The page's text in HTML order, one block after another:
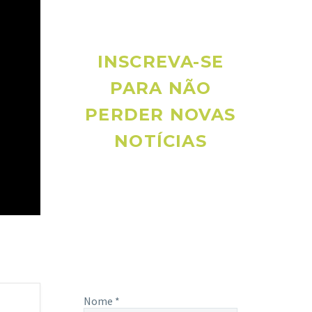
INSCREVA-SE
PARA NÃO
PERDER NOVAS
NOTÍCIAS
Nome *